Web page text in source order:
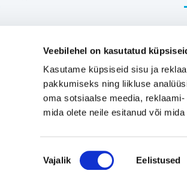
Veebilehel on kasutatud
Kasutame küpsiseid sisu ja
pakkumiseks ning liikluse
oma sotsiaalse meedia,
mida olete neile esitanud või
Nõusoleku
valik
Vajalik Eelistused
Lääne-Euroopa,
ning Baltikumi suundadel.
– 35 aastat turul olnud kohalik
mis pakub kvaliteetseid ja
tegelev ettevõte